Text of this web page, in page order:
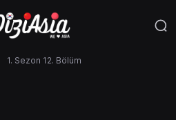
1. Sezon 12. Bölüm